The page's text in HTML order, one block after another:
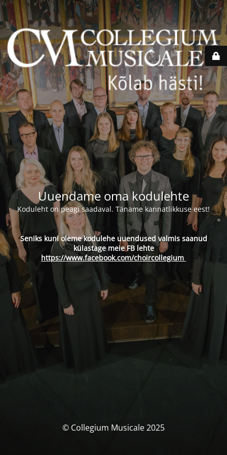
Uuendame oma kodulehte
Koduleht on peagi saadaval. Täname kannatlikkuse eest!
Seniks kuni oleme kodulehe uuendused valmis saanud
külastage meie FB lehte
https://www.facebook.com/choircollegium
© Collegium Musicale 2025